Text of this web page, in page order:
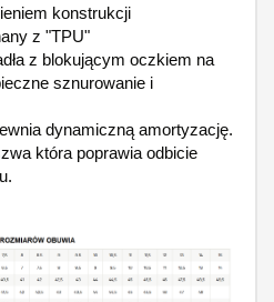
konstrukcji
z "TPU"
z blokującym oczkiem na
sznurowanie i
dynamiczną amortyzację.
która poprawia odbicie